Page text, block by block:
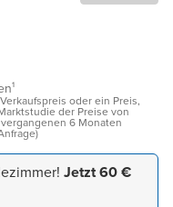
oder ein Preis,
der Preise von
6 Monaten
Jetzt 60 €